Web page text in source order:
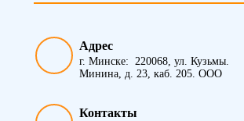
Адрес
г. Минске: 220068, ул. Кузьмы.
Минина, д. 23, каб. 205. ООО
Контакты